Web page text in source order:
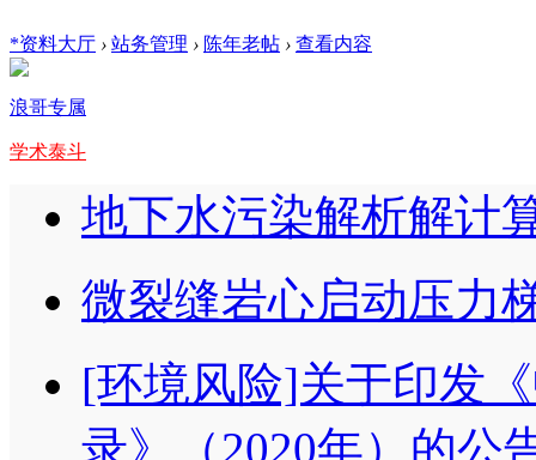
*资料大厅 › 站务管理 › 陈年老帖 › 查看内容
浪哥专属
学术泰斗
地下水污染解析解计
微裂缝岩心启动压力
[环境风险]关于印发
录》（2020年）的公